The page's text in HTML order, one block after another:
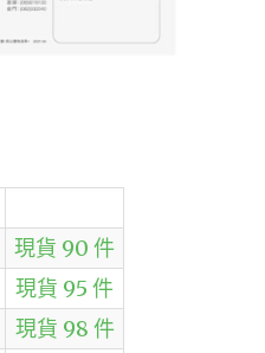
現貨 90 件
現貨 95 件
現貨 98 件